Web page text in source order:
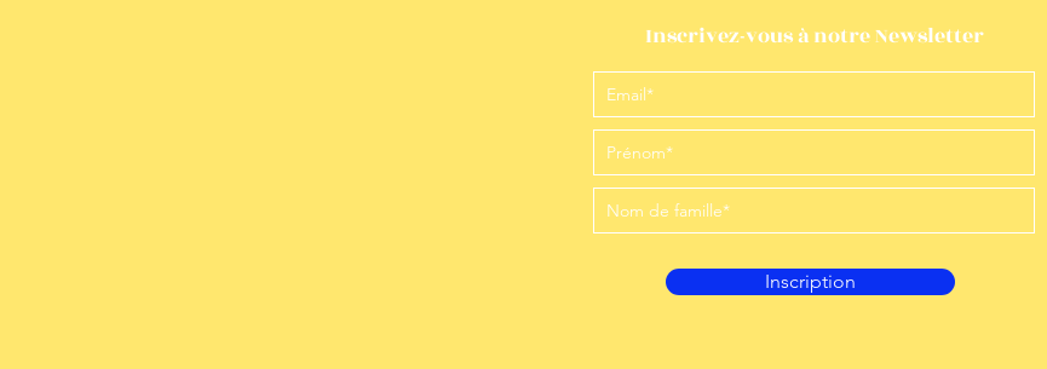
Inscrivez-vous à notre Newsletter
Inscription